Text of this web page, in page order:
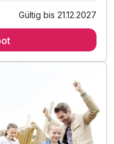
& Bier*
"Sea SPA"
bis Okt
Hotel
Gültig bis 21.12.2027